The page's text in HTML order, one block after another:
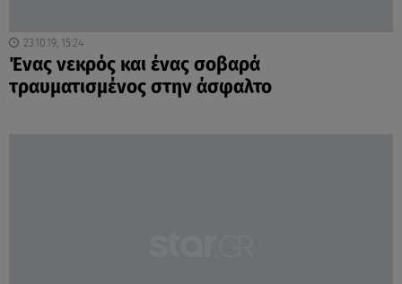
23.10.19, 15:24
Ένας νεκρός και ένας σοβαρά
τραυματισμένος στην άσφαλτο